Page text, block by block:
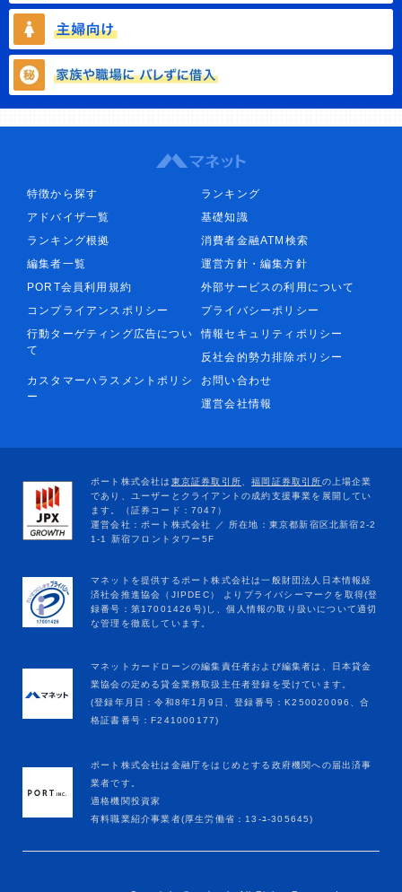
特徴から探す
ランキング
アドバイザ一覧
基礎知識
ランキング根拠
消費者金融ATM検索
編集者一覧
運営方針・編集方針
PORT会員利用規約
外部サービスの利用について
コンプライアンスポリシー
プライバシーポリシー
行動ターゲティング広告につい
て
情報セキュリティポリシー
反社会的勢力排除ポリシー
カスタマーハラスメントポリシ
ー
お問い合わせ
運営会社情報
マネットカードローンの編集責任者および編集者は、日本貸金
業協会の定める貸金業務取扱主任者登録を受けています。
(登録年月日：令和8年1月9日、登録番号：K250020096、合
格証書番号：F241000177)
ポート株式会社は金融庁をはじめとする政府機関への届出済事
業者です。
適格機関投資家
有料職業紹介事業者(厚生労働省：13-ﾕ-305645)